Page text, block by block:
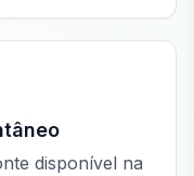
disponível na